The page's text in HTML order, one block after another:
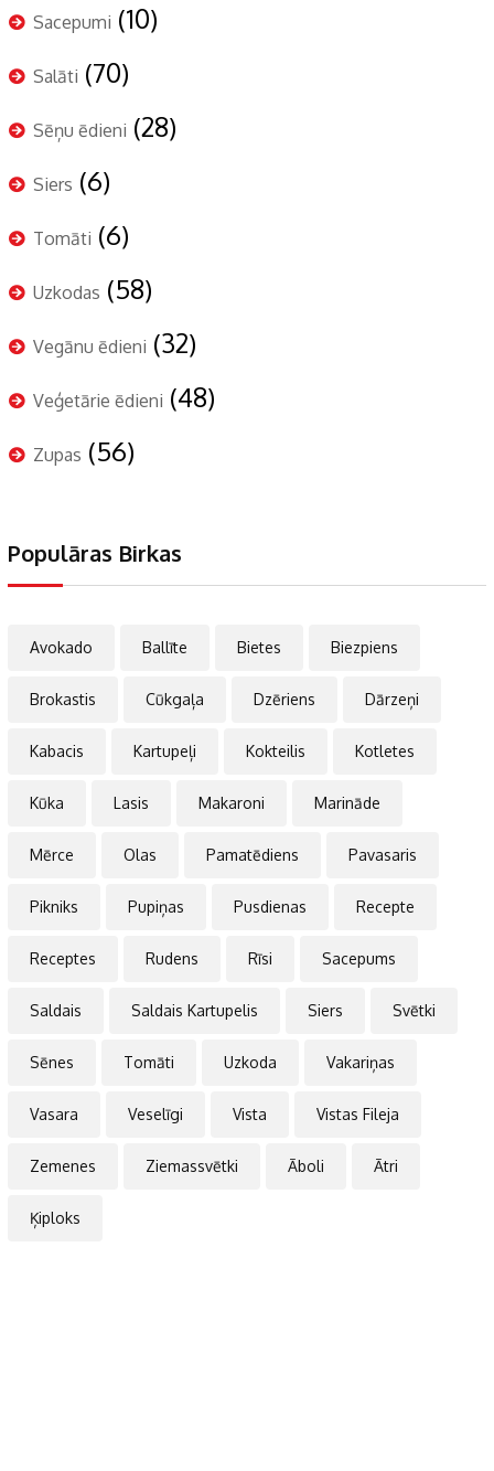
Sacepumi (10)
Salāti (70)
Sēņu ēdieni (28)
Siers (6)
Tomāti (6)
Uzkodas (58)
Vegānu ēdieni (32)
Veģetārie ēdieni (48)
Zupas (56)
Populāras Birkas
Avokado Ballīte Bietes Biezpiens
Brokastis Cūkgaļa Dzēriens Dārzeņi
Kabacis Kartupeļi Kokteilis Kotletes
Kūka Lasis Makaroni Marināde
Mērce Olas Pamatēdiens Pavasaris
Pikniks Pupiņas Pusdienas Recepte
Receptes Rudens Rīsi Sacepums
Saldais Saldais Kartupelis Siers Svētki
Sēnes Tomāti Uzkoda Vakariņas
Vasara Veselīgi Vista Vistas Fileja
Zemenes Ziemassvētki Āboli Ātri
Ķiploks